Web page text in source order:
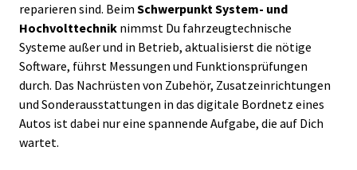
reparieren sind. Beim Schwerpunkt System- und
Hochvolttechnik nimmst Du fahrzeugtechnische
Systeme außer und in Betrieb, aktualisierst die nötige
Software, führst Messungen und Funktionsprüfungen
durch. Das Nachrüsten von Zubehör, Zusatzeinrichtungen
und Sonderausstattungen in das digitale Bordnetz eines
Autos ist dabei nur eine spannende Aufgabe, die auf Dich
wartet.